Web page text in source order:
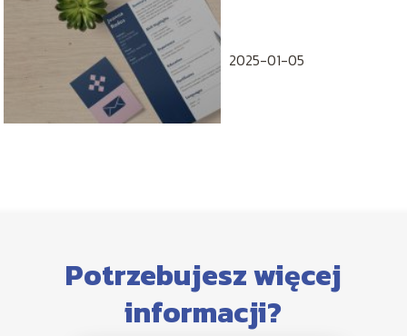
aplikacyjny?
2025-01-05
Potrzebujesz więcej
informacji?